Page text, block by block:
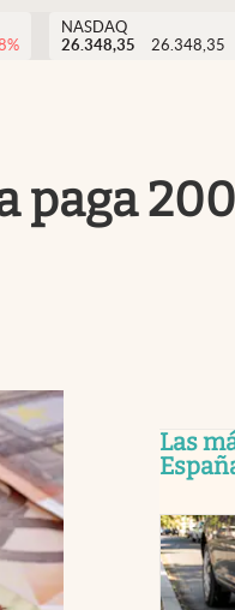
%
NASDAQ
26.348,35
26.348,35
paga
Las